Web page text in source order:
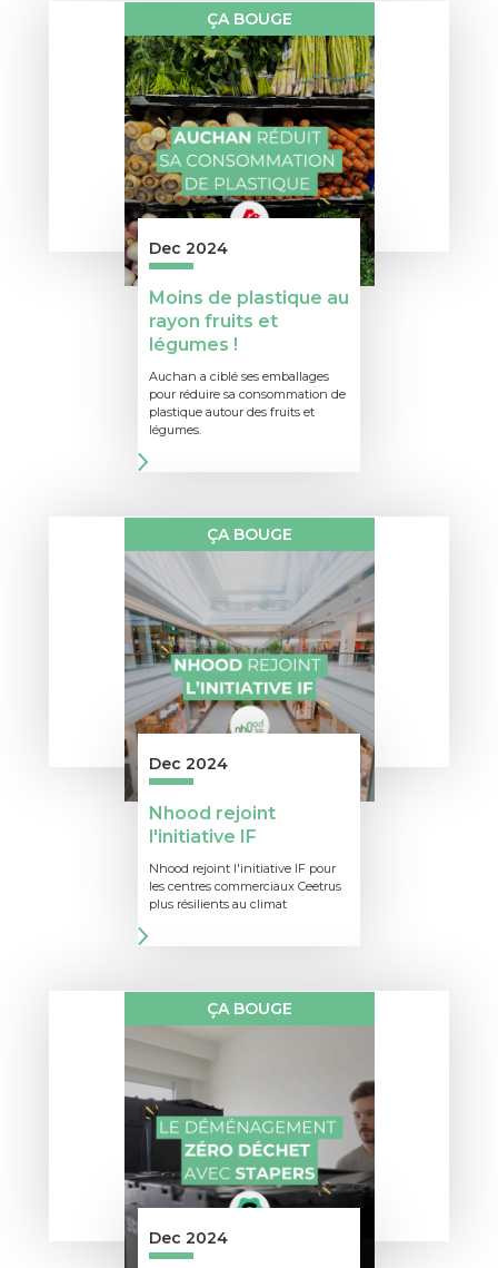
ÇA BOUGE
Dec 2024
Moins de plastique au
rayon fruits et
légumes !
Auchan a ciblé ses emballages
pour réduire sa consommation de
plastique autour des fruits et
légumes.
ÇA BOUGE
Dec 2024
Nhood rejoint
l'initiative IF
Nhood rejoint l'initiative IF pour
les centres commerciaux Ceetrus
plus résilients au climat
ÇA BOUGE
Dec 2024